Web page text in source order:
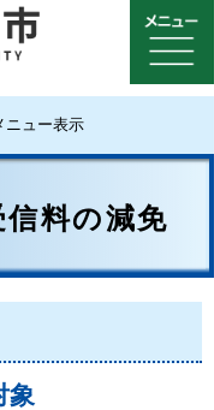
ニュー表示
料の減免
象